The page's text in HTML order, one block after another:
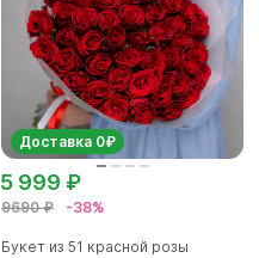
Доставка 0₽
9690 ₽ -38%
5 999 ₽
Букет из 51 красной розы